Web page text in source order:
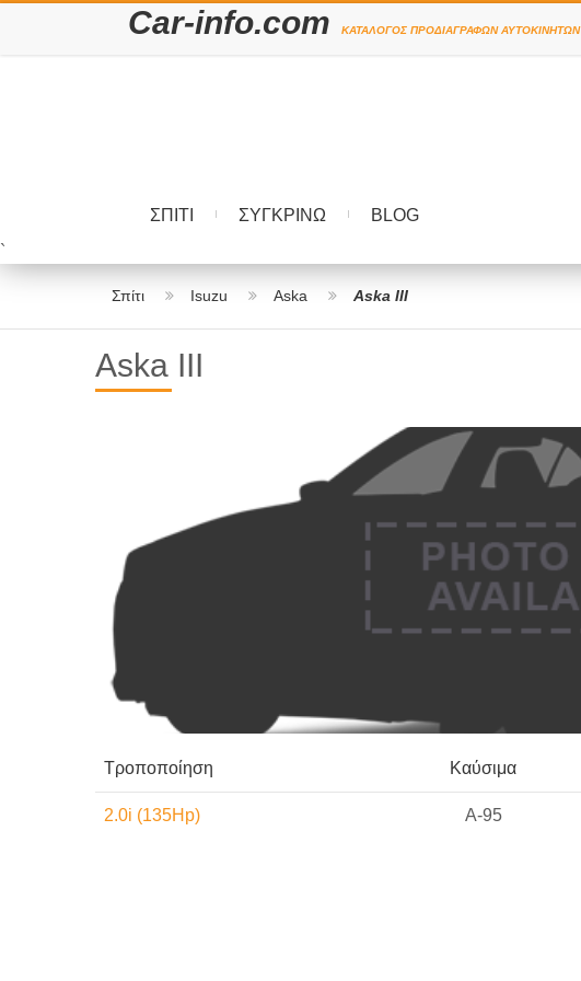
Car-info.com ΚΑΤΆΛΟΓΟΣ ΠΡΟΔΙΑΓΡΑΦΏΝ ΑΥΤΟΚΙΝΉΤΩΝ
ΣΠΊΤΙ ΣΥΓΚΡΊΝΩ
BLOG
`
Σπίτι Isuzu Aska Aska III
Aska III
Τροποποίηση Καύσιμα
2.0i (135Hp) A-95